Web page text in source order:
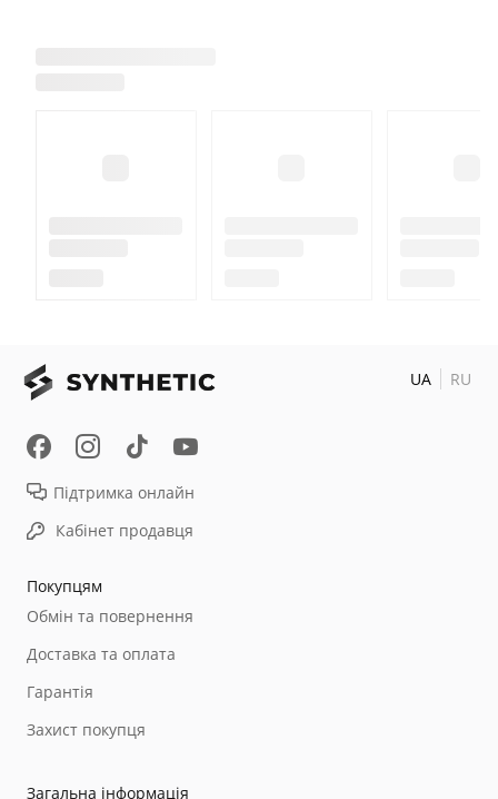
Покупцям
Обмін та повернення
Доставка та оплата
Гарантія
Захист покупця
Загальна інформація
Підтримка онлайн
Кабінет продавця
UA RU